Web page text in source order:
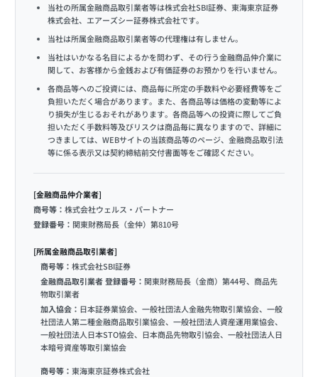
当社の所属金融商品取引業者等は株式会社SBI証券、東海東京証券
株式会社、エアーズシー証券株式会社です。
当社は所属金融商品取引業者等の代理権は有しません。
当社はいかなる名目によるかを問わず、その行う金融商品仲介業に
関して、お客様から金銭および有価証券のお預かりを行いません。
各商品等へのご投資には、商品毎に所定の手数料や必要経費等をご
負担いただく場合があります。また、各商品等は価格の変動等によ
り損失が生じるおそれがあります。各商品等への投資に際してご負
担いただく手数料等及びリスクは商品毎に異なりますので、詳細に
つきましては、WEBサイトの当該商品等のページ、金融商品取引法
等に係る表示又は契約締結前交付書面等をご確認ください。
[金融商品仲介業者]
商号等： 株式会社ウェルス・パートナー
登録番号： 関東財務局長（金仲）第810号
[所属金融商品取引業者]
商号等： 株式会社SBI証券
金融商品取引業者 登録番号： 関東財務局長（金商）第44号、商品先
物取引業者
加入協会： 日本証券業協会、一般社団法人金融先物取引業協会、一般
社団法人第二種金融商品取引業協会、一般社団法人資産運用業協会、
一般社団法人日本STO協会、日本商品先物取引協会、一般社団法人日
本暗号資産等取引業協会
商号等： 東海東京証券株式会社